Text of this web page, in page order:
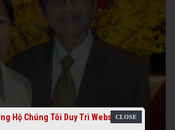
Hộ Chúng Tôi Duy Trì Website